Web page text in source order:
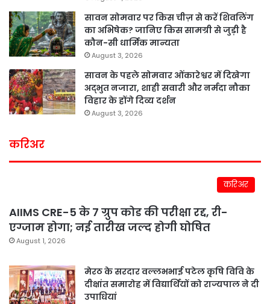
सावन सोमवार पर किस चीज़ से करें शिवलिंग
का अभिषेक? जानिए किस सामग्री से जुड़ी है
कौन-सी धार्मिक मान्यता
August 3, 2026
सावन के पहले सोमवार ओंकारेश्वर में दिखेगा
अद्भुत नजारा, शाही सवारी और नर्मदा नौका
विहार के होंगे दिव्य दर्शन
August 3, 2026
करिअर
करिअर
AIIMS CRE-5 के 7 ग्रुप कोड की परीक्षा रद्द, री-
एग्जाम होगा; नई तारीख जल्द होगी घोषित
August 1, 2026
मेरठ के सरदार वल्लभभाई पटेल कृषि विवि के
दीक्षांत समारोह में विद्यार्थियों को राज्यपाल ने दी
उपाधियां